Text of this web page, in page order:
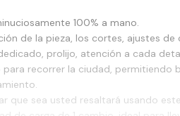
100% a mano.
de la pieza, los cortes, ajustes
prolijo, atención a cada
para recorrer la ciudad, permitiendo
que sea usted resaltará usando